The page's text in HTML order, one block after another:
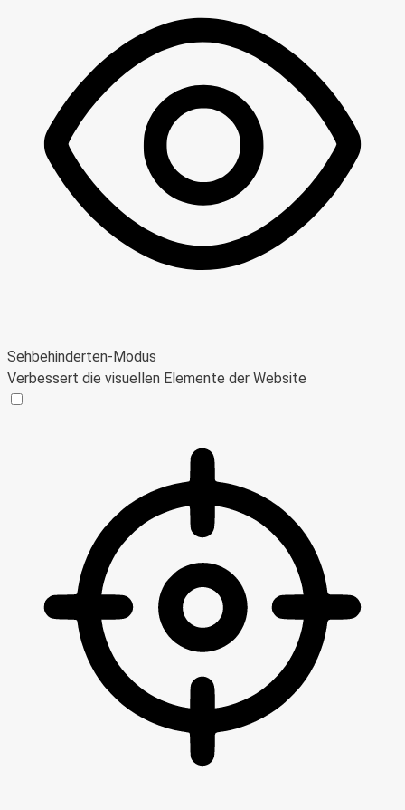
Sehbehinderten-Modus
Verbessert die visuellen Elemente der Website